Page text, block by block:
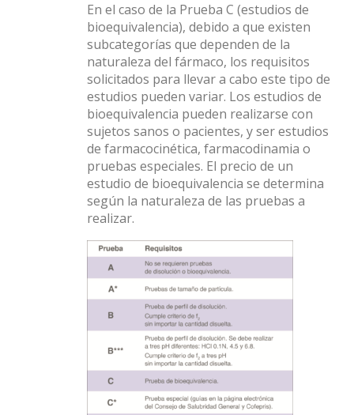
En el caso de la Prueba C (estudios de
bioequivalencia), debido a que existen
subcategorías que dependen de la
naturaleza del fármaco, los requisitos
solicitados para llevar a cabo este tipo de
estudios pueden variar. Los estudios de
bioequivalencia pueden realizarse con
sujetos sanos o pacientes, y ser estudios
de farmacocinética, farmacodinamia o
pruebas especiales. El precio de un
estudio de bioequivalencia se determina
según la naturaleza de las pruebas a
realizar.